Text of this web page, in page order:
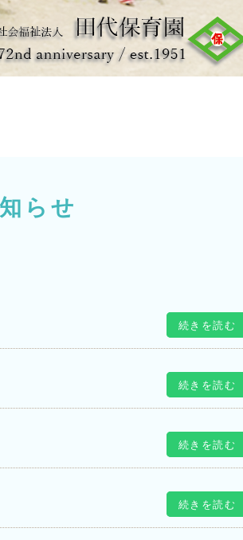
らせ
続きを読む
続きを読む
続きを読む
続きを読む